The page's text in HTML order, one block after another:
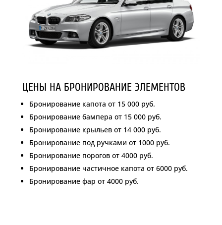
ЦЕНЫ НА БРОНИРОВАНИЕ ЭЛЕМЕНТОВ
Бронирование капота от 15 000 руб.
Бронирование бампера от 15 000 руб.
Бронирование крыльев от 14 000 руб.
Бронирование под ручками от 1000 руб.
Бронирование порогов от 4000 руб.
Бронирование частичное капота от 6000 руб.
Бронирование фар от 4000 руб.